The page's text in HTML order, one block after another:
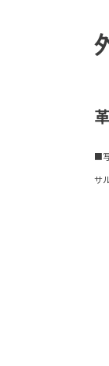
■
サ